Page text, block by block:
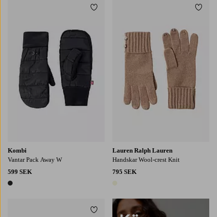
Kombi
Vantar Pack Away W
599 SEK
1 färg
Lägg till i favoriter
Lauren Ralph Lauren
Handskar Wool-crest Knit
795 SEK
1 färg
Lägg till i favoriter